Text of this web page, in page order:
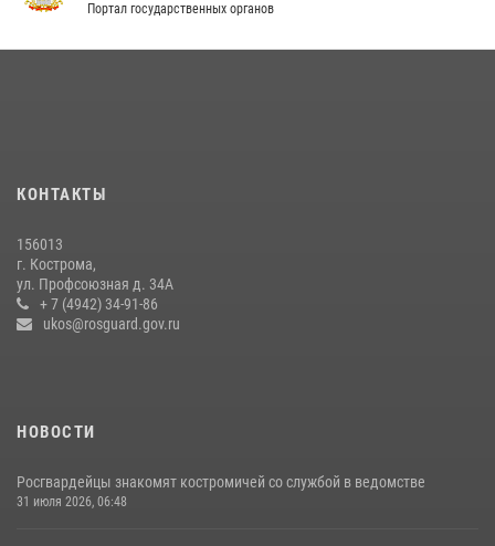
Портал государственных органов
КОНТАКТЫ
156013
г. Кострома,
ул. Профсоюзная д. 34А
+ 7 (4942) 34-91-86
ukos@rosguard.gov.ru
НОВОСТИ
Росгвардейцы знакомят костромичей со службой в ведомстве
31 июля 2026, 06:48